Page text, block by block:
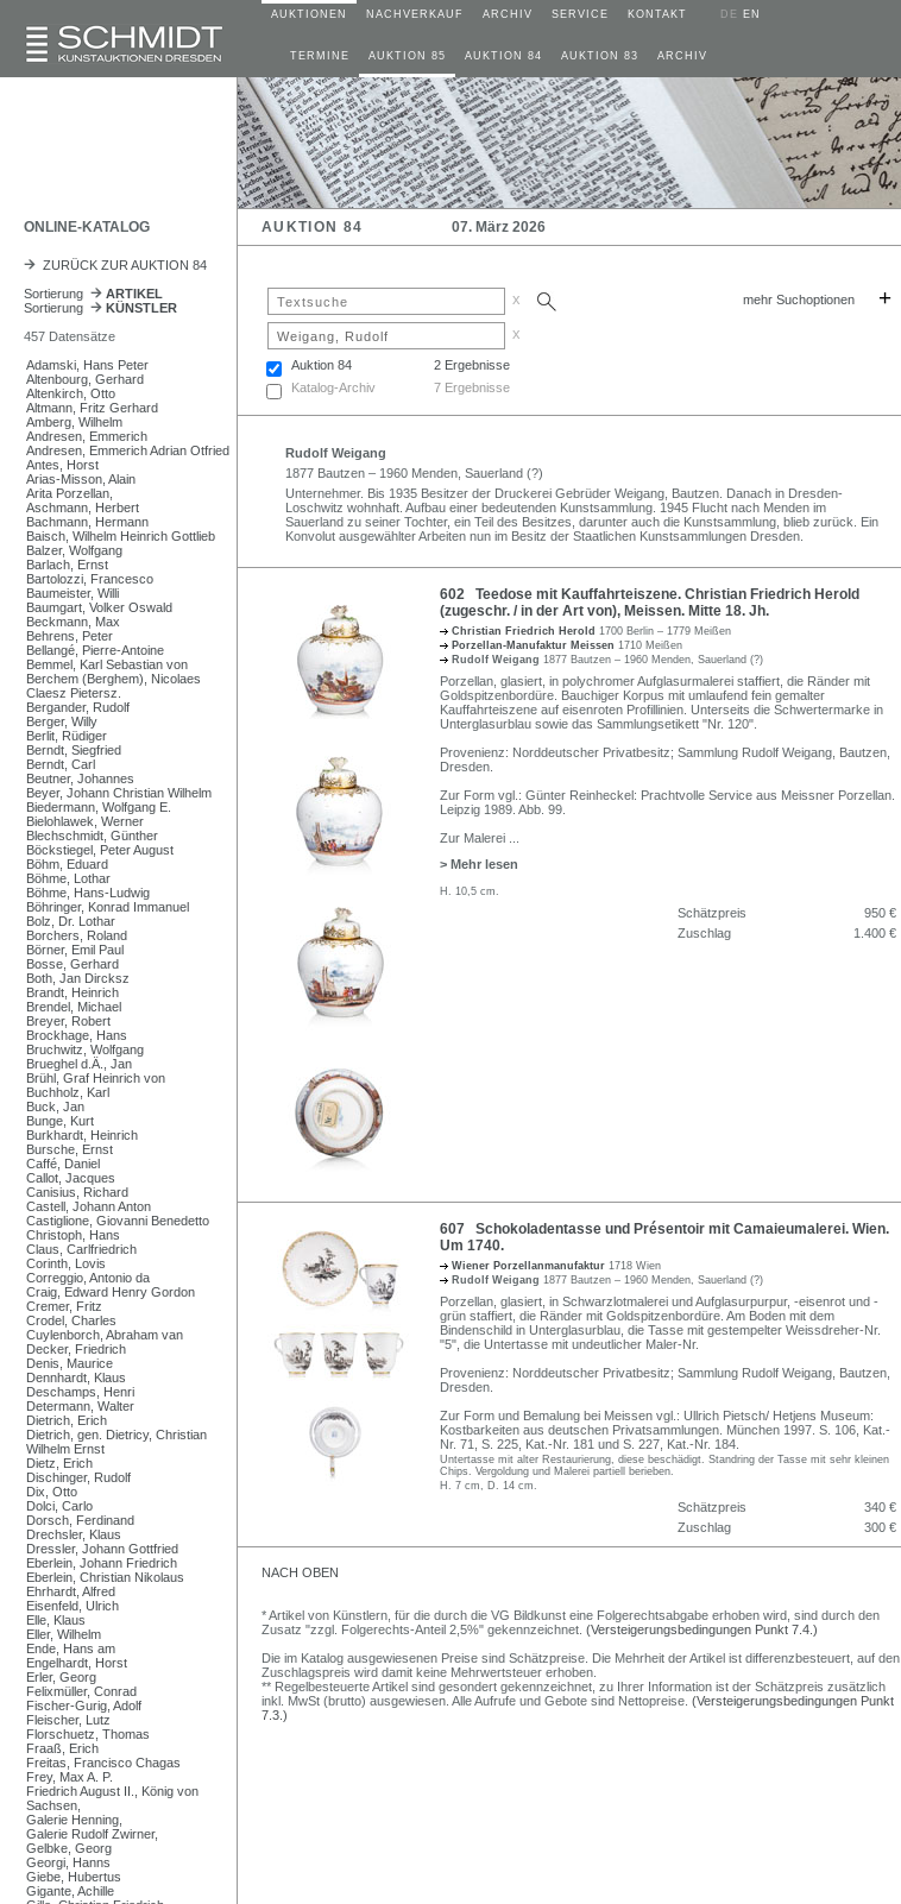
AUKTIONEN NACHVERKAUF ARCHIV SERVICE KONTAKT DE EN
TERMINE AUKTION 85 AUKTION 84 AUKTION 83 ARCHIV
ONLINE-KATALOG AUKTION 84 07. März 2026
ZURÜCK ZUR AUKTION 84
Sortierung
ARTIKEL
Sortierung
KÜNSTLER
457 Datensätze
Adamski, Hans Peter
Altenbourg, Gerhard
Altenkirch, Otto
Altmann, Fritz Gerhard
Amberg, Wilhelm
Andresen, Emmerich
Andresen, Emmerich Adrian Otfried
Antes, Horst
Arias-Misson, Alain
Arita Porzellan,
Aschmann, Herbert
Bachmann, Hermann
Baisch, Wilhelm Heinrich Gottlieb
Balzer, Wolfgang
Barlach, Ernst
Bartolozzi, Francesco
Baumeister, Willi
Baumgart, Volker Oswald
Beckmann, Max
Behrens, Peter
Bellangé, Pierre-Antoine
Bemmel, Karl Sebastian von
Berchem (Berghem), Nicolaes
Claesz Pietersz.
Bergander, Rudolf
Berger, Willy
Berlit, Rüdiger
Berndt, Siegfried
Berndt, Carl
Beutner, Johannes
Beyer, Johann Christian Wilhelm
Biedermann, Wolfgang E.
Bielohlawek, Werner
Blechschmidt, Günther
Böckstiegel, Peter August
Böhm, Eduard
Böhme, Lothar
Böhme, Hans-Ludwig
Böhringer, Konrad Immanuel
Bolz, Dr. Lothar
Borchers, Roland
Börner, Emil Paul
Bosse, Gerhard
Both, Jan Dircksz
Brandt, Heinrich
Brendel, Michael
Breyer, Robert
Brockhage, Hans
Bruchwitz, Wolfgang
Brueghel d.Ä., Jan
Brühl, Graf Heinrich von
Buchholz, Karl
Buck, Jan
Bunge, Kurt
Burkhardt, Heinrich
Bursche, Ernst
Caffé, Daniel
Callot, Jacques
Canisius, Richard
Castell, Johann Anton
Castiglione, Giovanni Benedetto
Christoph, Hans
Claus, Carlfriedrich
Corinth, Lovis
Correggio, Antonio da
Craig, Edward Henry Gordon
Cremer, Fritz
Crodel, Charles
Cuylenborch, Abraham van
Decker, Friedrich
Denis, Maurice
Dennhardt, Klaus
Deschamps, Henri
Determann, Walter
Dietrich, Erich
Dietrich, gen. Dietricy, Christian
Wilhelm Ernst
Dietz, Erich
Dischinger, Rudolf
Dix, Otto
Dolci, Carlo
Dorsch, Ferdinand
Drechsler, Klaus
Dressler, Johann Gottfried
Eberlein, Johann Friedrich
Eberlein, Christian Nikolaus
Ehrhardt, Alfred
Eisenfeld, Ulrich
Elle, Klaus
Eller, Wilhelm
Ende, Hans am
Engelhardt, Horst
Erler, Georg
Felixmüller, Conrad
Fischer-Gurig, Adolf
Fleischer, Lutz
Florschuetz, Thomas
Fraaß, Erich
Freitas, Francisco Chagas
Frey, Max A. P.
Friedrich August II., König von
Sachsen,
Galerie Henning,
Galerie Rudolf Zwirner,
Gelbke, Georg
Georgi, Hanns
Giebe, Hubertus
Gigante, Achille
x mehr Suchoptionen +
x
Auktion 84
2 Ergebnisse
Katalog-Archiv
7 Ergebnisse
Rudolf Weigang
1877 Bautzen – 1960 Menden, Sauerland (?)
Unternehmer. Bis 1935 Besitzer der Druckerei Gebrüder Weigang, Bautzen. Danach in Dresden-
Loschwitz wohnhaft. Aufbau einer bedeutenden Kunstsammlung. 1945 Flucht nach Menden im
Sauerland zu seiner Tochter, ein Teil des Besitzes, darunter auch die Kunstsammlung, blieb zurück. Ein
Konvolut ausgewählter Arbeiten nun im Besitz der Staatlichen Kunstsammlungen Dresden.
602 Teedose mit Kauffahrteiszene. Christian Friedrich Herold
(zugeschr. / in der Art von), Meissen. Mitte 18. Jh.
Christian Friedrich Herold 1700 Berlin – 1779 Meißen
Porzellan-Manufaktur Meissen 1710 Meißen
Rudolf Weigang 1877 Bautzen – 1960 Menden, Sauerland (?)
Porzellan, glasiert, in polychromer Aufglasurmalerei staffiert, die Ränder mit
Goldspitzenbordüre. Bauchiger Korpus mit umlaufend fein gemalter
Kauffahrteiszene auf eisenroten Profillinien. Unterseits die Schwertermarke in
Unterglasurblau sowie das Sammlungsetikett "Nr. 120".
Provenienz: Norddeutscher Privatbesitz; Sammlung Rudolf Weigang, Bautzen,
Dresden.
Zur Form vgl.: Günter Reinheckel: Prachtvolle Service aus Meissner Porzellan.
Leipzig 1989. Abb. 99.
Zur Malerei
> Mehr lesen
H. 10,5 cm.
Schätzpreis
950 €
Zuschlag
1.400 €
607 Schokoladentasse und Présentoir mit Camaieumalerei. Wien.
Um 1740.
Wiener Porzellanmanufaktur 1718 Wien
Rudolf Weigang 1877 Bautzen – 1960 Menden, Sauerland (?)
Porzellan, glasiert, in Schwarzlotmalerei und Aufglasurpurpur, -eisenrot und -
grün staffiert, die Ränder mit Goldspitzenbordüre. Am Boden mit dem
Bindenschild in Unterglasurblau, die Tasse mit gestempelter Weissdreher-Nr.
"5", die Untertasse mit undeutlicher Maler-Nr.
Provenienz: Norddeutscher Privatbesitz; Sammlung Rudolf Weigang, Bautzen,
Dresden.
Zur Form und Bemalung bei Meissen vgl.: Ullrich Pietsch/ Hetjens Museum:
Kostbarkeiten aus deutschen Privatsammlungen. München 1997. S. 106, Kat.-
Nr. 71, S. 225, Kat.-Nr. 181 und S. 227, Kat.-Nr. 184.
Untertasse mit alter Restaurierung, diese beschädigt. Standring der Tasse mit sehr kleinen
Chips. Vergoldung und Malerei partiell berieben.
H. 7 cm, D. 14 cm.
Schätzpreis
340 €
Zuschlag
300 €
NACH OBEN
* Artikel von Künstlern, für die durch die VG Bildkunst eine Folgerechtsabgabe erhoben wird, sind durch den
Zusatz "zzgl. Folgerechts-Anteil 2,5%" gekennzeichnet. (Versteigerungsbedingungen Punkt 7.4.)
Die im Katalog ausgewiesenen Preise sind Schätzpreise. Die Mehrheit der Artikel ist differenzbesteuert, auf den
Zuschlagspreis wird damit keine Mehrwertsteuer erhoben.
** Regelbesteuerte Artikel sind gesondert gekennzeichnet, zu Ihrer Information ist der Schätzpreis zusätzlich
inkl. MwSt (brutto) ausgewiesen. Alle Aufrufe und Gebote sind Nettopreise. (Versteigerungsbedingungen Punkt
7.3.)